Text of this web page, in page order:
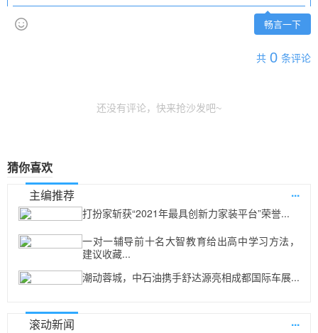
畅言一下
共 0 条评论
还没有评论，快来抢沙发吧~
猜你喜欢
主编推荐
...
打扮家斩获“2021年最具创新力家装平台”荣誉...
一对一辅导前十名大智教育给出高中学习方法，
建议收藏...
潮动蓉城，中石油携手舒达源亮相成都国际车展...
滚动新闻 ...